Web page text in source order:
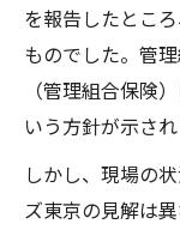
を報告したとこ
ものでした。管
（管理組合保険
いう方針が示され
しかし、現場の
ズ東京の見解は